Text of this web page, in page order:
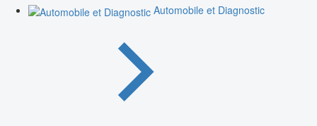
Automobile et Diagnostic